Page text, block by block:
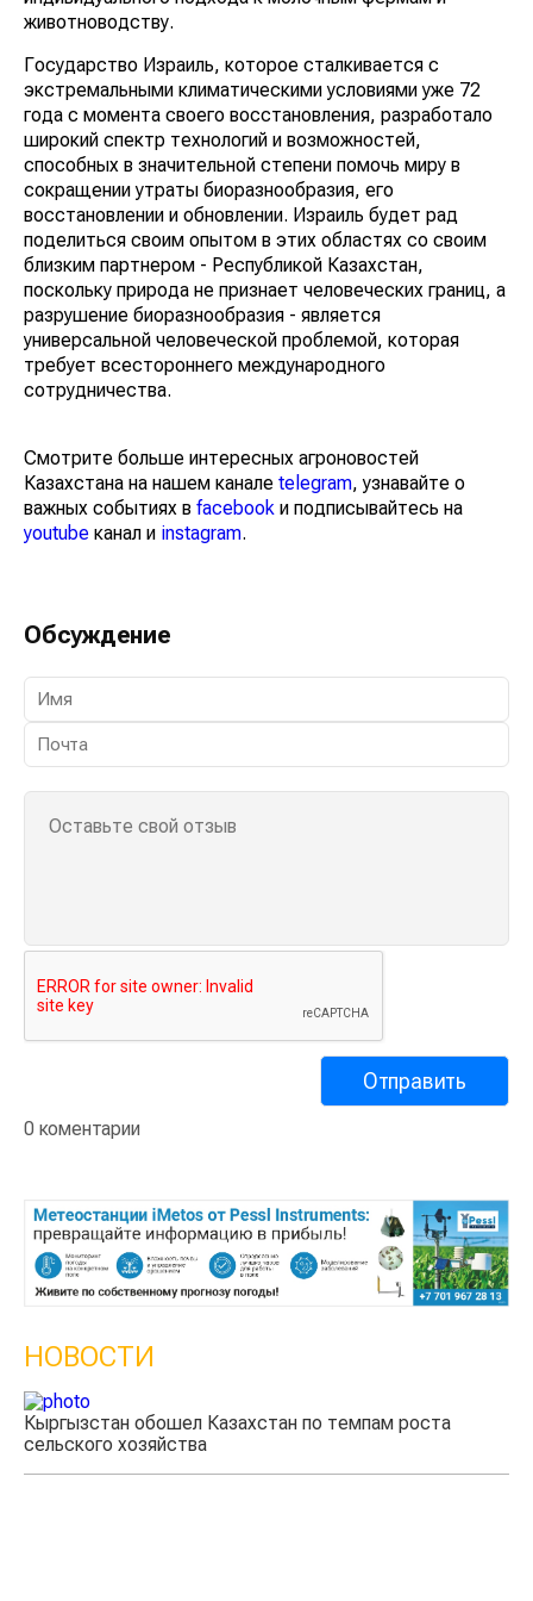
животноводству.
Государство Израиль, которое сталкивается с
экстремальными климатическими условиями уже 72
года с момента своего восстановления, разработало
широкий спектр технологий и возможностей,
способных в значительной степени помочь миру в
сокращении утраты биоразнообразия, его
восстановлении и обновлении. Израиль будет рад
поделиться своим опытом в этих областях со своим
близким партнером - Республикой Казахстан,
поскольку природа не признает человеческих границ, а
разрушение биоразнообразия - является
универсальной человеческой проблемой, которая
требует всестороннего международного
сотрудничества.
Смотрите больше интересных агроновостей
Казахстана на нашем канале telegram, узнавайте о
важных событиях в facebook и подписывайтесь на
youtube канал и instagram.
Обсуждение
0 коментарии
НОВОСТИ
Казахстанские фермеры заработали $35 млн на
экспорте чечевицы